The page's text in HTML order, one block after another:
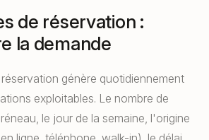
de réservation :
la demande
génère quotidiennement
exploitables. Le nombre de
le jour de la semaine, l'origine